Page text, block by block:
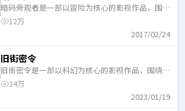
暗码旁观者是一部以冒险为核心的影视作品，围绕
危机、反转与人物成长展开，整体节奏紧凑，适合
12万
2017/02/24
旧街密令
旧街密令是一部以科幻为核心的影视作品，围绕危
机、反转与人物成长展开，整体节奏紧凑，适合一
34万
2023/01/19